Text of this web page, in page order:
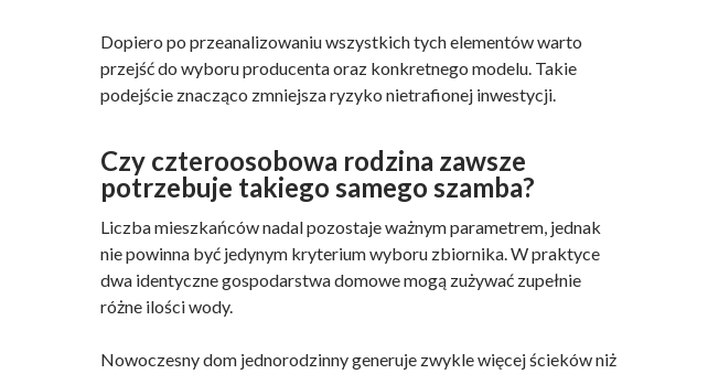
Dopiero po przeanalizowaniu wszystkich tych elementów warto
przejść do wyboru producenta oraz konkretnego modelu. Takie
podejście znacząco zmniejsza ryzyko nietrafionej inwestycji.
Czy czteroosobowa rodzina zawsze
potrzebuje takiego samego szamba?
Liczba mieszkańców nadal pozostaje ważnym parametrem, jednak
nie powinna być jedynym kryterium wyboru zbiornika. W praktyce
dwa identyczne gospodarstwa domowe mogą zużywać zupełnie
różne ilości wody.
Nowoczesny dom jednorodzinny generuje zwykle więcej ścieków niż